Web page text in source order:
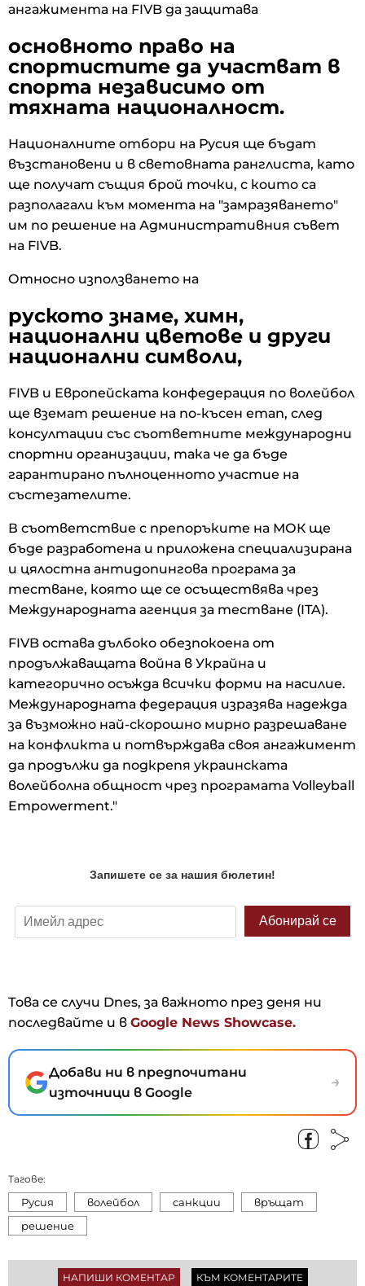
ангажимента на FIVB да защитава
основното право на
спортистите да участват в
спорта независимо от
тяхната националност.
Националните отбори на Русия ще бъдат
възстановени и в световната ранглиста, като
ще получат същия брой точки, с които са
разполагали към момента на "замразяването"
им по решение на Административния съвет
на FIVB.
Относно използването на
руското знаме, химн,
национални цветове и други
национални символи,
FIVB и Европейската конфедерация по волейбол
ще вземат решение на по-късен етап, след
консултации със съответните международни
спортни организации, така че да бъде
гарантирано пълноценното участие на
състезателите.
В съответствие с препоръките на МОК ще
бъде разработена и приложена специализирана
и цялостна антидопингова програма за
тестване, която ще се осъществява чрез
Международната агенция за тестване (ITA).
FIVB остава дълбоко обезпокоена от
продължаващата война в Украйна и
категорично осъжда всички форми на насилие.
Международната федерация изразява надежда
за възможно най-скорошно мирно разрешаване
на конфликта и потвърждава своя ангажимент
да продължи да подкрепя украинската
волейболна общност чрез програмата Volleyball
Empowerment."
Това се случи Dnes, за важното през деня ни
последвайте и в Google News Showcase.
Добави ни в предпочитани
източници в Google
→
Тагове:
Русия волейбол санкции
връщат
решение
НАПИШИ КОМЕНТАР КЪМ КОМЕНТАРИТЕ